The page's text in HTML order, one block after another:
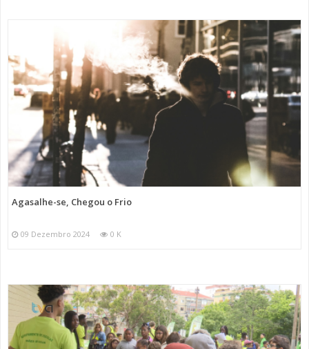
Agasalhe-se, Chegou o Frio
09 Dezembro 2024 0 K